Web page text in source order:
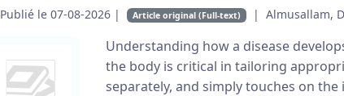
Publié le 07-08-2026 | Article original (Full-text) | Almusallam,
Understanding how a disease
the body is critical in tailoring
separately, and simply touches on